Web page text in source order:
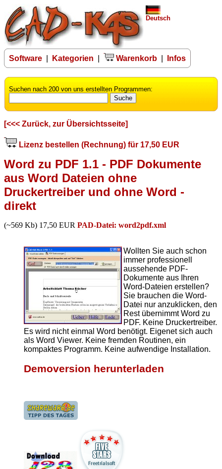
Deutsch
Software Kategorien Warenkorb| Infos
Suchen nach 200 von uns erstellten Programmen:
[<<< Zurück, zur Übersichtsseite]
Lizenz bestellen (Rechnung) für 17,50 EUR
Word zu PDF 1.1 - PDF Dokumente
aus Word Dateien ohne
Druckertreiber und ohne Word -
direkt
(~569 Kb) 17,50 EUR PAD-Datei: word2pdf.xml
Wollten Sie auch schon
immer professionell
aussehende PDF-
Dokumente aus Ihren
Word-Dateien erstellen?
Sie brauchen die Word-
Datei nur anzuklicken, den
Rest übernimmt Word zu
PDF. Keine Druckertreiber.
Es wird nicht einmal Word benötigt. Eigenet sich auch
als Word Viewer. Keine fremden Routinen, ein
kompaktes Programm. Keine aufwendige Installation.
Demoversion herunterladen